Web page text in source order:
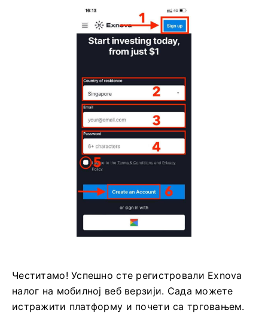
Честитамо! Успешно сте регистровали Exnova
налог на мобилној веб верзији. Сада можете
истражити платформу и почети са трговањем.